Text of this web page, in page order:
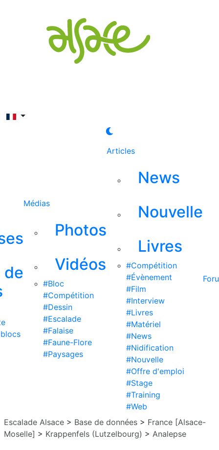
de
Médias
Photos
Vidéos
#Bloc
#Compétition
#Dessin
#Escalade
#Falaise
#Faune-Flore
#Paysages
Articles
News
Nouvelle
Livres
#Compétition
#Évènement
#Film
#Interview
#Livres
#Matériel
#News
#Nidification
#Nouvelle
#Offre d'emploi
#Stage
#Training
#Web
Escalade Alsace > Base de données > France [Alsace-
Moselle] > Krappenfels (Lutzelbourg) > Analepse